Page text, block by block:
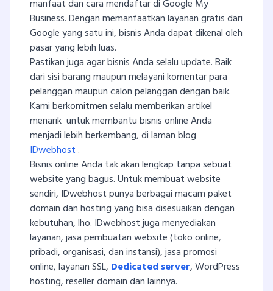
manfaat dan cara mendaftar di Google My
Business. Dengan memanfaatkan layanan gratis dari
Google yang satu ini, bisnis Anda dapat dikenal oleh
pasar yang lebih luas.
Pastikan juga agar bisnis Anda selalu update. Baik
dari sisi barang maupun melayani komentar para
pelanggan maupun calon pelanggan dengan baik.
Kami berkomitmen selalu memberikan artikel
menarik untuk membantu bisnis online Anda
menjadi lebih berkembang, di laman blog
IDwebhost.
Bisnis online Anda tak akan lengkap tanpa sebuat
website yang bagus. Untuk membuat website
sendiri, IDwebhost punya berbagai macam paket
domain dan hosting yang bisa disesuaikan dengan
kebutuhan, lho. IDwebhost juga menyediakan
layanan, jasa pembuatan website (toko online,
pribadi, organisasi, dan instansi), jasa promosi
online, layanan SSL, Dedicated server, WordPress
hosting, reseller domain dan lainnya.